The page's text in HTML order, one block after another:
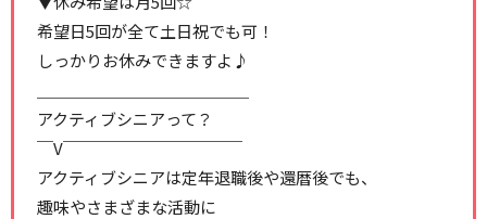
希望日5回が全て土日祝でも可！
しっかりお休みできますよ♪
アクティブシニアって？
￣V￣￣￣￣￣￣￣￣￣￣￣
アクティブシニアは定年退職後や還暦後でも、
趣味やさまざまな活動に